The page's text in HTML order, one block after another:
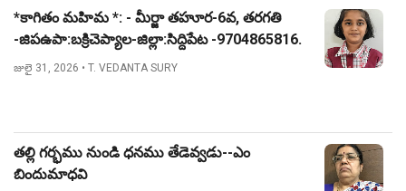
*కాగితం మహిమ *: - మీర్జా తహూర-6వ, తరగతి
-జిపఉపా:బక్రిచెప్యాల-జిల్లా:సిద్దిపేట -9704865816.
జులై 31, 2026 • T. VEDANTA SURY
తల్లి గర్భము నుండి ధనము తేడెవ్వడు--ఎం
బిందుమాధవి